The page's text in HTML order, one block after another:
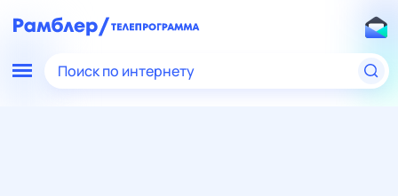
Поиск по интернету